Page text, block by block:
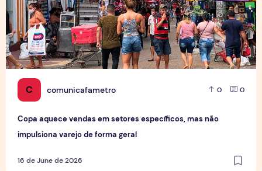
C comunicafametro 0 0
Copa aquece vendas em setores específicos, mas não
impulsiona varejo de forma geral
16 de June de 2026